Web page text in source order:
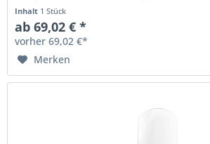
Inhalt 1 Stück
ab 69,02 € *
vorher 69,02 €*
Merken